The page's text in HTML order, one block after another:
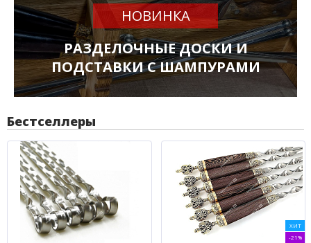
НОВИНКА
РАЗДЕЛОЧНЫЕ ДОСКИ И
ПОДСТАВКИ С ШАМПУРАМИ
Бестселлеры
ХИТ
-21%